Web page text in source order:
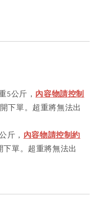
5公斤， 內容物請控制
下單。超重將無法出
斤， 內容物請控制約
下單。超重將無法出